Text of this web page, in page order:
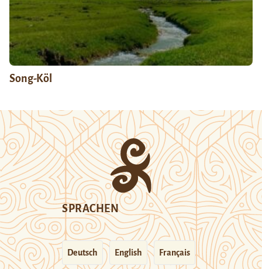
Song-Köl
SPRACHEN
Deutsch English Français